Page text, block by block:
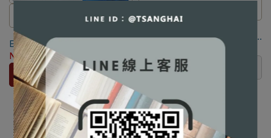
⚠️本產品屬於數位內容服務，一
⚠️電子書產品僅限台灣境內使
用，海外IP無法註冊成功
【電子書】Classical
Electrodynamics 3/e,
International Adaptation
[Jackson]
NT$900NT$1,000
加入購物車
瑕疵換書不提供退貨與退款
✅訂購數量5本以上另有優惠，請
Classical Electrodynamics
3/e, International Adaptation
[Jackson] 9781119770763
已售完